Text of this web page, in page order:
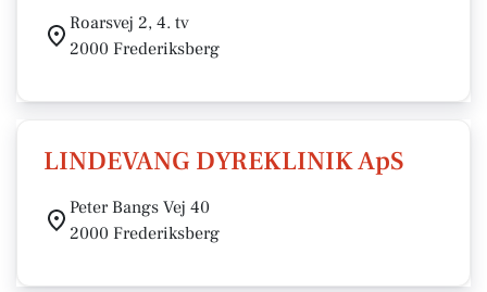
Roarsvej 2, 4. tv
2000 Frederiksberg
LINDEVANG DYREKLINIK ApS
Peter Bangs Vej 40
2000 Frederiksberg